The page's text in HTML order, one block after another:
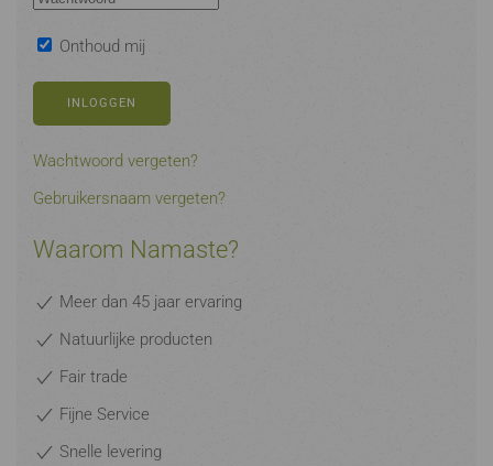
Onthoud mij
INLOGGEN
Wachtwoord vergeten?
Gebruikersnaam vergeten?
Waarom Namaste?
Meer dan 45 jaar ervaring
Natuurlijke producten
Fair trade
Fijne Service
Snelle levering